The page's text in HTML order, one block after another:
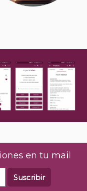
en tu mail
Suscribir